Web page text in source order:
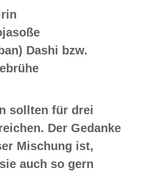
Dashi bzw.
sollten für drei
Der Gedanke
Mischung ist,
auch so gern